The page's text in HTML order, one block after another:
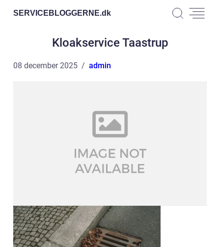
SERVICEBLOGGERNE.dk
Kloakservice Taastrup
08 december 2025 admin